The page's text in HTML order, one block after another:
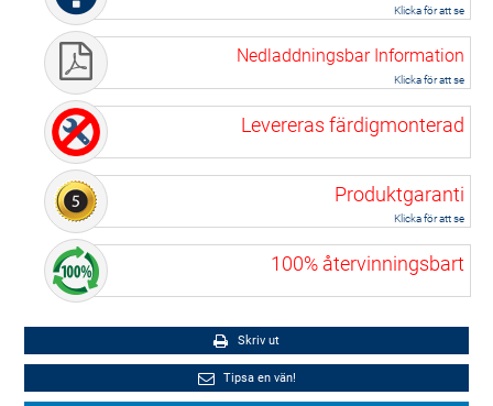
Klicka för att se
Nedladdningsbar Information
Klicka för att se
Levereras färdigmonterad
Produktgaranti
Klicka för att se
100% återvinningsbart
Skriv ut
Tipsa en vän!